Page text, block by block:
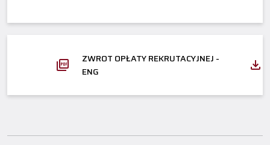
ZWROT OPŁATY REKRUTACYJNEJ -
ENG